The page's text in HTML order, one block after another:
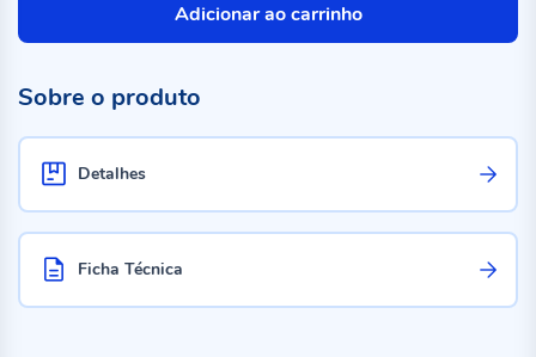
Adicionar ao carrinho
Sobre o produto
Detalhes
Ficha Técnica